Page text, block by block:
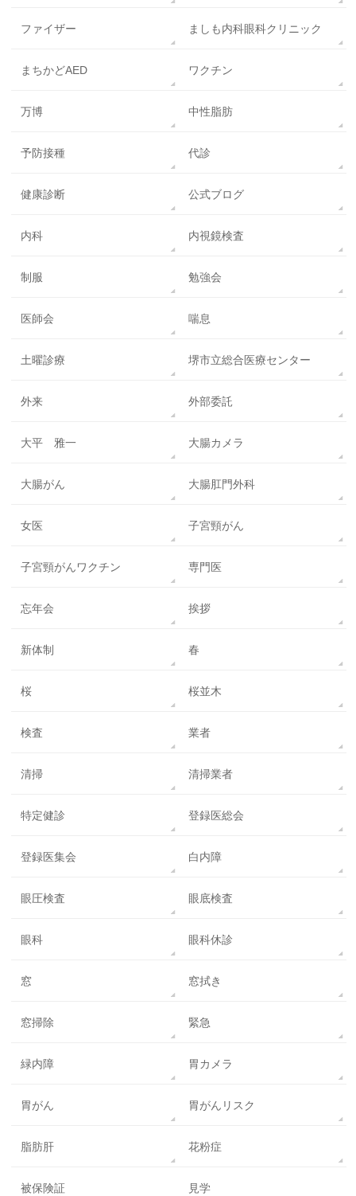
ファイザー ましも内科眼科クリニック
まちかどAED ワクチン
万博 中性脂肪
予防接種 代診
健康診断 公式ブログ
内科 内視鏡検査
制服 勉強会
医師会 喘息
土曜診療 堺市立総合医療センター
外来 外部委託
大平 雅一 大腸カメラ
大腸がん 大腸肛門外科
女医 子宮頸がん
子宮頸がんワクチン 専門医
忘年会 挨拶
新体制 春
桜 桜並木
検査 業者
清掃 清掃業者
特定健診 登録医総会
登録医集会 白内障
眼圧検査 眼底検査
眼科 眼科休診
窓 窓拭き
窓掃除 緊急
緑内障 胃カメラ
胃がん 胃がんリスク
脂肪肝 花粉症
被保険証 見学